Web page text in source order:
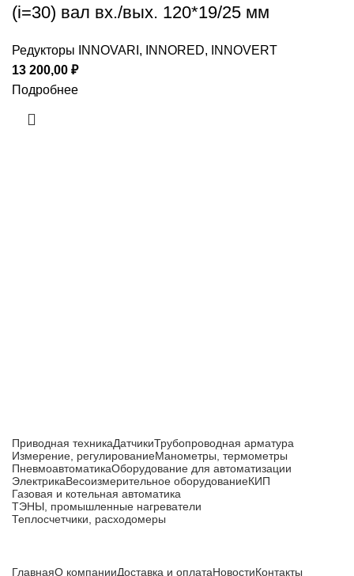
(i=30) вал вх./вых. 120*19/25 мм
Редукторы INNOVARI, INNORED, INNOVERT
13 200,00 ₽
Подробнее
Приводная техникаДатчикиТрубопроводная арматура
Измерение, регулированиеМанометры, термометры
ПневмоавтоматикаОборудование для автоматизации
ЭлектрикаВесоизмерительное оборудованиеКИП
Газовая и котельная автоматика
ТЭНЫ, промышленные нагреватели
Теплосчетчики, расходомеры
ГлавнаяО компанииДоставка и оплатаНовостиКонтакты